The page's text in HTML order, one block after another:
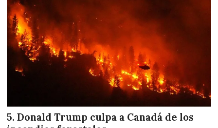
Donald Trump culpa a Canadá de los